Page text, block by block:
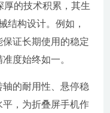
厚的技术积累，其生
结构设计。例如，
证长期使用的稳定
度始终如一。
的耐用性、悬停稳
，为折叠屏手机作